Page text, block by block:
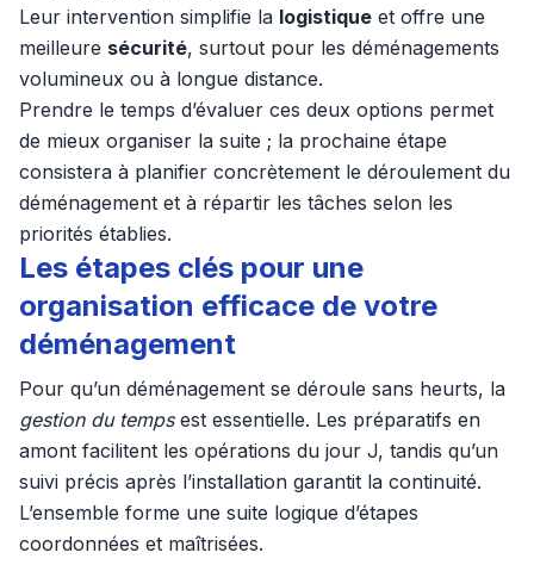
Leur intervention simplifie la logistique et offre une
meilleure sécurité, surtout pour les déménagements
volumineux ou à longue distance.
Prendre le temps d’évaluer ces deux options permet
de mieux organiser la suite ; la prochaine étape
consistera à planifier concrètement le déroulement du
déménagement et à répartir les tâches selon les
priorités établies.
Les étapes clés pour une
organisation efficace de votre
déménagement
Pour qu’un déménagement se déroule sans heurts, la
gestion du tempsest essentielle. Les préparatifs en
amont facilitent les opérations du jour J, tandis qu’un
suivi précis après l’installation garantit la continuité.
L’ensemble forme une suite logique d’étapes
coordonnées et maîtrisées.